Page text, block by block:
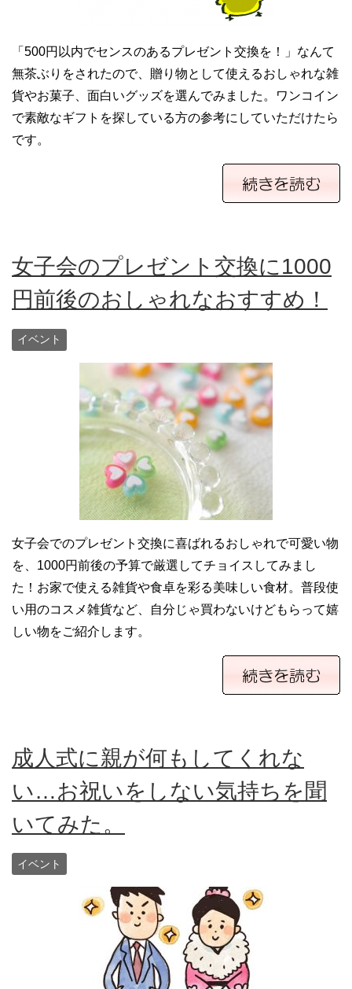
「500円以内でセンスのあるプレゼント交換を！」なんて
無茶ぶりをされたので、贈り物として使えるおしゃれな雑
貨やお菓子、面白いグッズを選んでみました。ワンコイン
で素敵なギフトを探している方の参考にしていただけたら
です。
女子会のプレゼント交換に1000
円前後のおしゃれなおすすめ！
イベント
女子会でのプレゼント交換に喜ばれるおしゃれで可愛い物
を、1000円前後の予算で厳選してチョイスしてみまし
た！お家で使える雑貨や食卓を彩る美味しい食材。普段使
い用のコスメ雑貨など、自分じゃ買わないけどもらって嬉
しい物をご紹介します。
成人式に親が何もしてくれな
い…お祝いをしない気持ちを聞
いてみた。
イベント